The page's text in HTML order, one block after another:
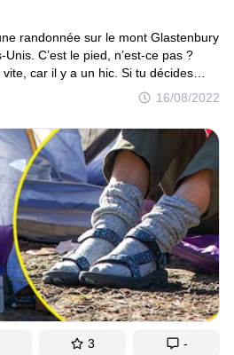
16/08/2022
randonnée sur le mont Glastenbury
C’est le pied, n’est-ce pas ?
car il y a un hic. Si tu décides
ne pars surtout pas seul. Pourquoi ?
du rouge, tu risques de devenir
de disparition...
3 -